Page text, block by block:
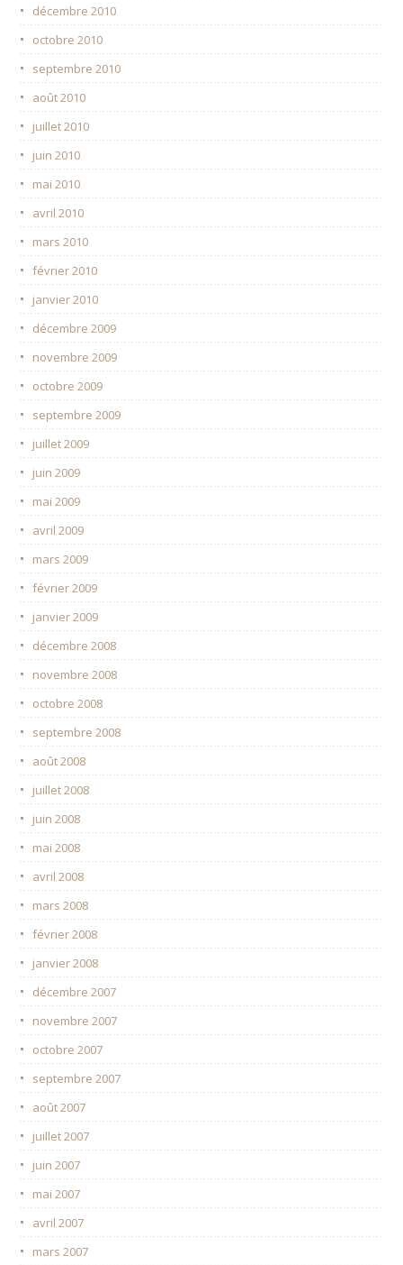
décembre 2010
octobre 2010
septembre 2010
août 2010
juillet 2010
juin 2010
mai 2010
avril 2010
mars 2010
février 2010
janvier 2010
décembre 2009
novembre 2009
octobre 2009
septembre 2009
juillet 2009
juin 2009
mai 2009
avril 2009
mars 2009
février 2009
janvier 2009
décembre 2008
novembre 2008
octobre 2008
septembre 2008
août 2008
juillet 2008
juin 2008
mai 2008
avril 2008
mars 2008
février 2008
janvier 2008
décembre 2007
novembre 2007
octobre 2007
septembre 2007
août 2007
juillet 2007
juin 2007
mai 2007
avril 2007
mars 2007